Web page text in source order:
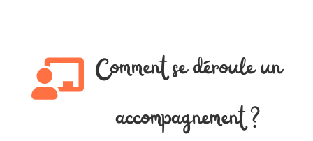
 Comment se déroule un
accompagnement ?